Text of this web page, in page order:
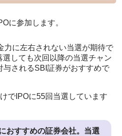
に参加します。
力に左右されない当選が期待で
しても次回以降の当選チャン
与されるSBI証券がおすすめで
でIPOに55回当選しています
おすすめの証券会社。当選